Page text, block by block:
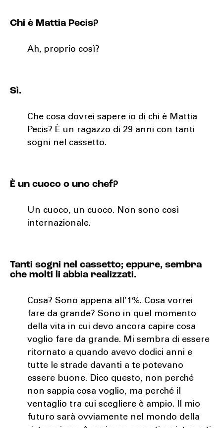
Chi è Mattia Pecis?
Ah, proprio così?
Sì.
Che cosa dovrei sapere io di chi è Mattia
Pecis? È un ragazzo di 29 anni con tanti
sogni nel cassetto.
È un cuoco o uno chef?
Un cuoco, un cuoco. Non sono così
internazionale.
Tanti sogni nel cassetto; eppure, sembra
che molti li abbia realizzati.
Cosa? Sono appena all’1%. Cosa vorrei
fare da grande? Sono in quel momento
della vita in cui devo ancora capire cosa
voglio fare da grande. Mi sembra di essere
ritornato a quando avevo dodici anni e
tutte le strade davanti a te potevano
essere buone. Dico questo, non perché
non sappia cosa voglio, ma perché il
ventaglio tra cui scegliere è ampio. Il mio
futuro sarà ovviamente nel mondo della